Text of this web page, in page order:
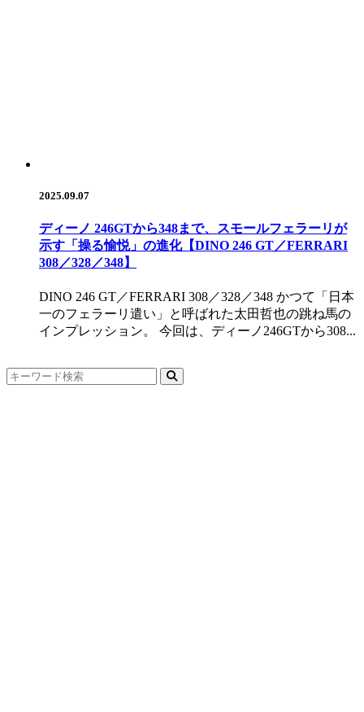
2025.09.07
ディーノ 246GTから348まで、スモールフェラーリが
示す「操る愉悦」の進化【DINO 246 GT／FERRARI
308／328／348】
DINO 246 GT／FERRARI 308／328／348 かつて「日本
一のフェラーリ遣い」と呼ばれた太田哲也の跳ね馬の
インプレッション。 今回は、ディーノ246GTから308...